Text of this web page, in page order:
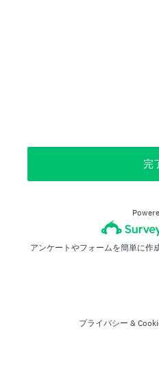
完
アンケートやフォームを簡単に作
プライバシー &